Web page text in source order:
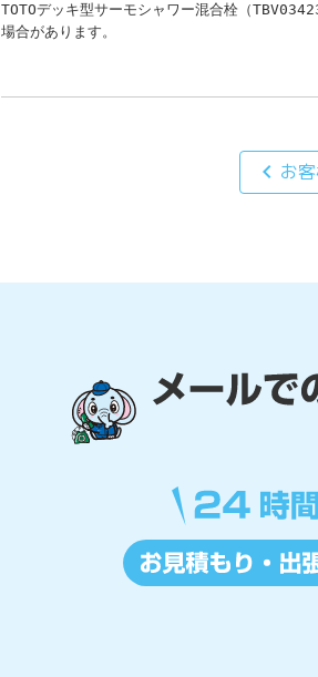
TOTOデッキ型サーモシャワー混合栓（
場合があります。
chevron_left お